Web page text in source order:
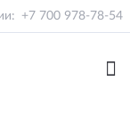
+7 700 978-78-54